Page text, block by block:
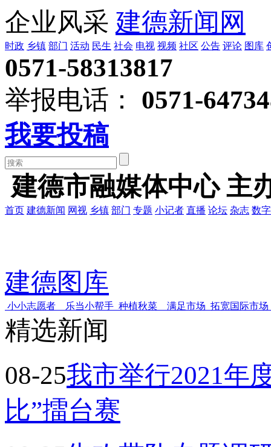
企业风采 建德新闻网
时政 乡镇 部门 活动 民生 社会 电视 视频 社区 公告 评论 图库
0571-58313817
举报电话：
0571-
我要投稿
建德市融媒体中心 主
首页 建德新闻 网视 乡镇 部门 专题 小记者 直播 论坛 杂志 数
建德图库
小小志愿者 乐当小帮手 种植秋菜 满足市场 拓宽国际市
精选新闻
08-25我市举行2021年
比”擂台赛